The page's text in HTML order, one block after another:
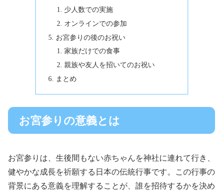
少人数での実施
オンラインでの参加
お宮参りの後のお祝い
家族だけでの食事
親族や友人を招いてのお祝い
まとめ
お宮参りの意義とは
お宮参りは、生後間もない赤ちゃんを神社に連れて行き、
健やかな成長を祈願する日本の伝統行事です。この行事の
背景にある意義を理解することが、誰を招待するかを決め